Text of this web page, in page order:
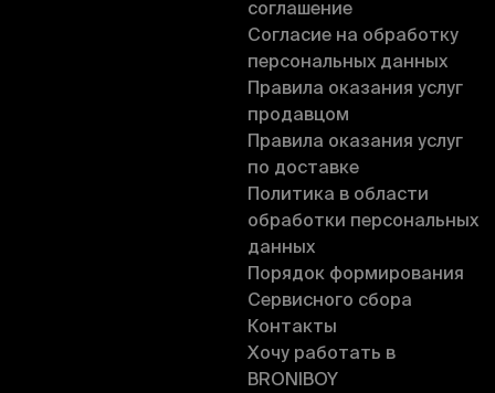
соглашение
Согласие на обработку
персональных данных
Правила оказания услуг
продавцом
Правила оказания услуг
по доставке
Политика в области
обработки персональных
данных
Порядок формирования
Сервисного сбора
Контакты
Хочу работать в
BRONIBOY